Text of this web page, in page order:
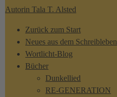
Autorin Tala T. Alsted
Zurück zum Start
Neues aus dem Schreibleben
Wortlicht-Blog
Bücher
Dunkellied
RE-GENERATION